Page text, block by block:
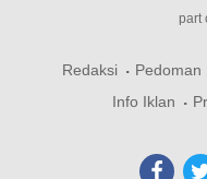
part
Redaksi Pedoman
Info Iklan